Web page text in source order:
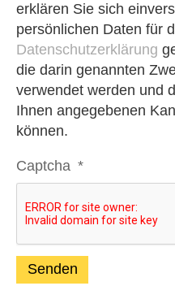
erklären Sie sich
persönlichen Daten für
Datenschutzerklärung
die darin genannten
verwendet werden und
Ihnen angegebenen
können.
Captcha *